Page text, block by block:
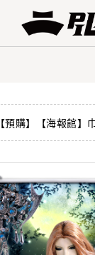
【預購】【海報館】